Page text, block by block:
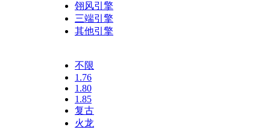
翎风引擎
三端引擎
其他引擎
不限
1.76
1.80
1.85
复古
火龙